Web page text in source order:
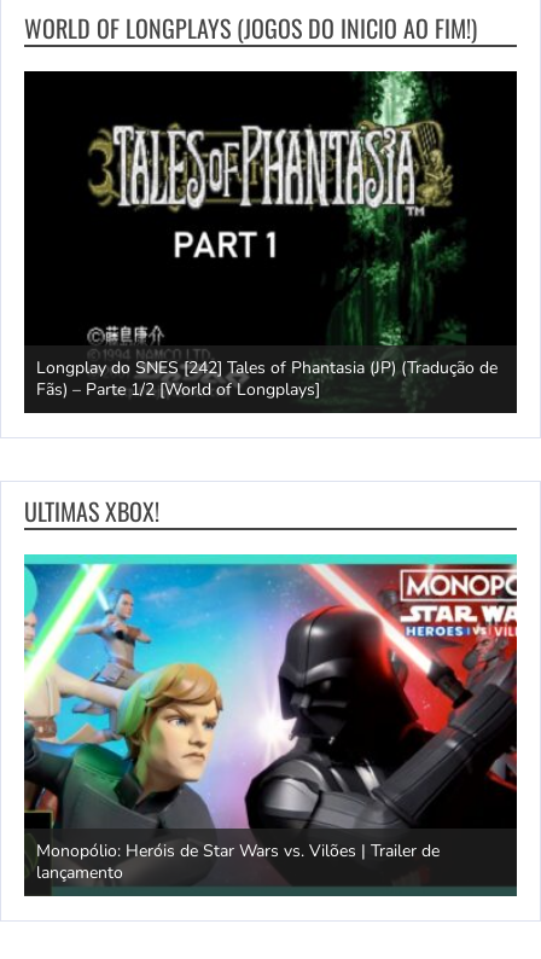
WORLD OF LONGPLAYS (JOGOS DO INICIO AO FIM!)
Longplay do SNES [242] Tales of Phantasia (JP) (Tradução de
Fãs) – Parte 1/2 [World of Longplays]
ULTIMAS XBOX!
Monopólio: Heróis de Star Wars vs. Vilões | Trailer de
lançamento